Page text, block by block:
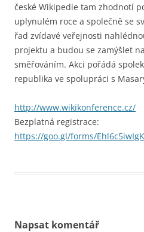
české Wikipedie tam zhodnotí
uplynulém roce a společně se
řad zvídavé veřejnosti
projektu a budou se zamýšlet
směřováním. Akci pořádá
republika ve spolupráci s
http://www.wikikonference.cz/
Bezplatná registrace:
https://goo.gl/forms/
Napsat komentář